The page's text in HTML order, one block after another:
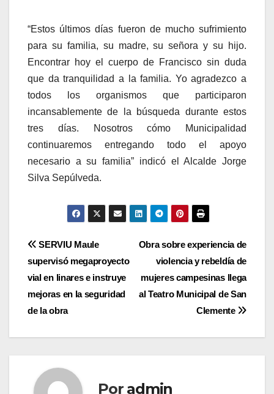
“Estos últimos días fueron de mucho sufrimiento
para su familia, su madre, su señora y su hijo.
Encontrar hoy el cuerpo de Francisco sin duda
que da tranquilidad a la familia. Yo agradezco a
todos los organismos que participaron
incansablemente de la búsqueda durante estos
tres días. Nosotros cómo Municipalidad
continuaremos entregando todo el apoyo
necesario a su familia” indicó el Alcalde Jorge
Silva Sepúlveda.
Navegación
de
entradas
Obra sobre experiencia de
violencia y rebeldía de
mujeres campesinas llega
al Teatro Municipal de San
Clemente
SERVIU Maule
supervisó megaproyecto
vial en linares e instruye
mejoras en la seguridad
de la obra
Por admin